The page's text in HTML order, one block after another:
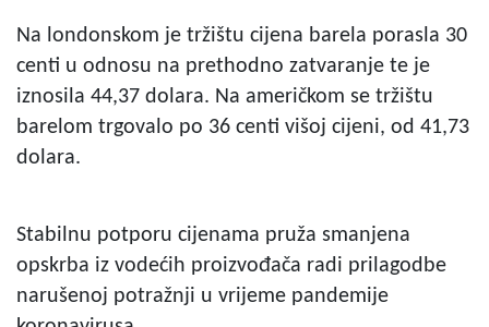
Na londonskom je tržištu cijena barela porasla 30
centi u odnosu na prethodno zatvaranje te je
iznosila 44,37 dolara. Na američkom se tržištu
barelom trgovalo po 36 centi višoj cijeni, od 41,73
dolara.
Stabilnu potporu cijenama pruža smanjena
opskrba iz vodećih proizvođača radi prilagodbe
narušenoj potražnji u vrijeme pandemije